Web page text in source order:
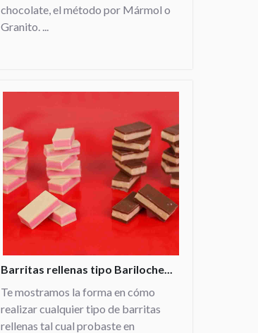
chocolate, el método por Mármol o
Granito. ...
Barritas rellenas tipo Bariloche...
Te mostramos la forma en cómo
realizar cualquier tipo de barritas
rellenas tal cual probaste en